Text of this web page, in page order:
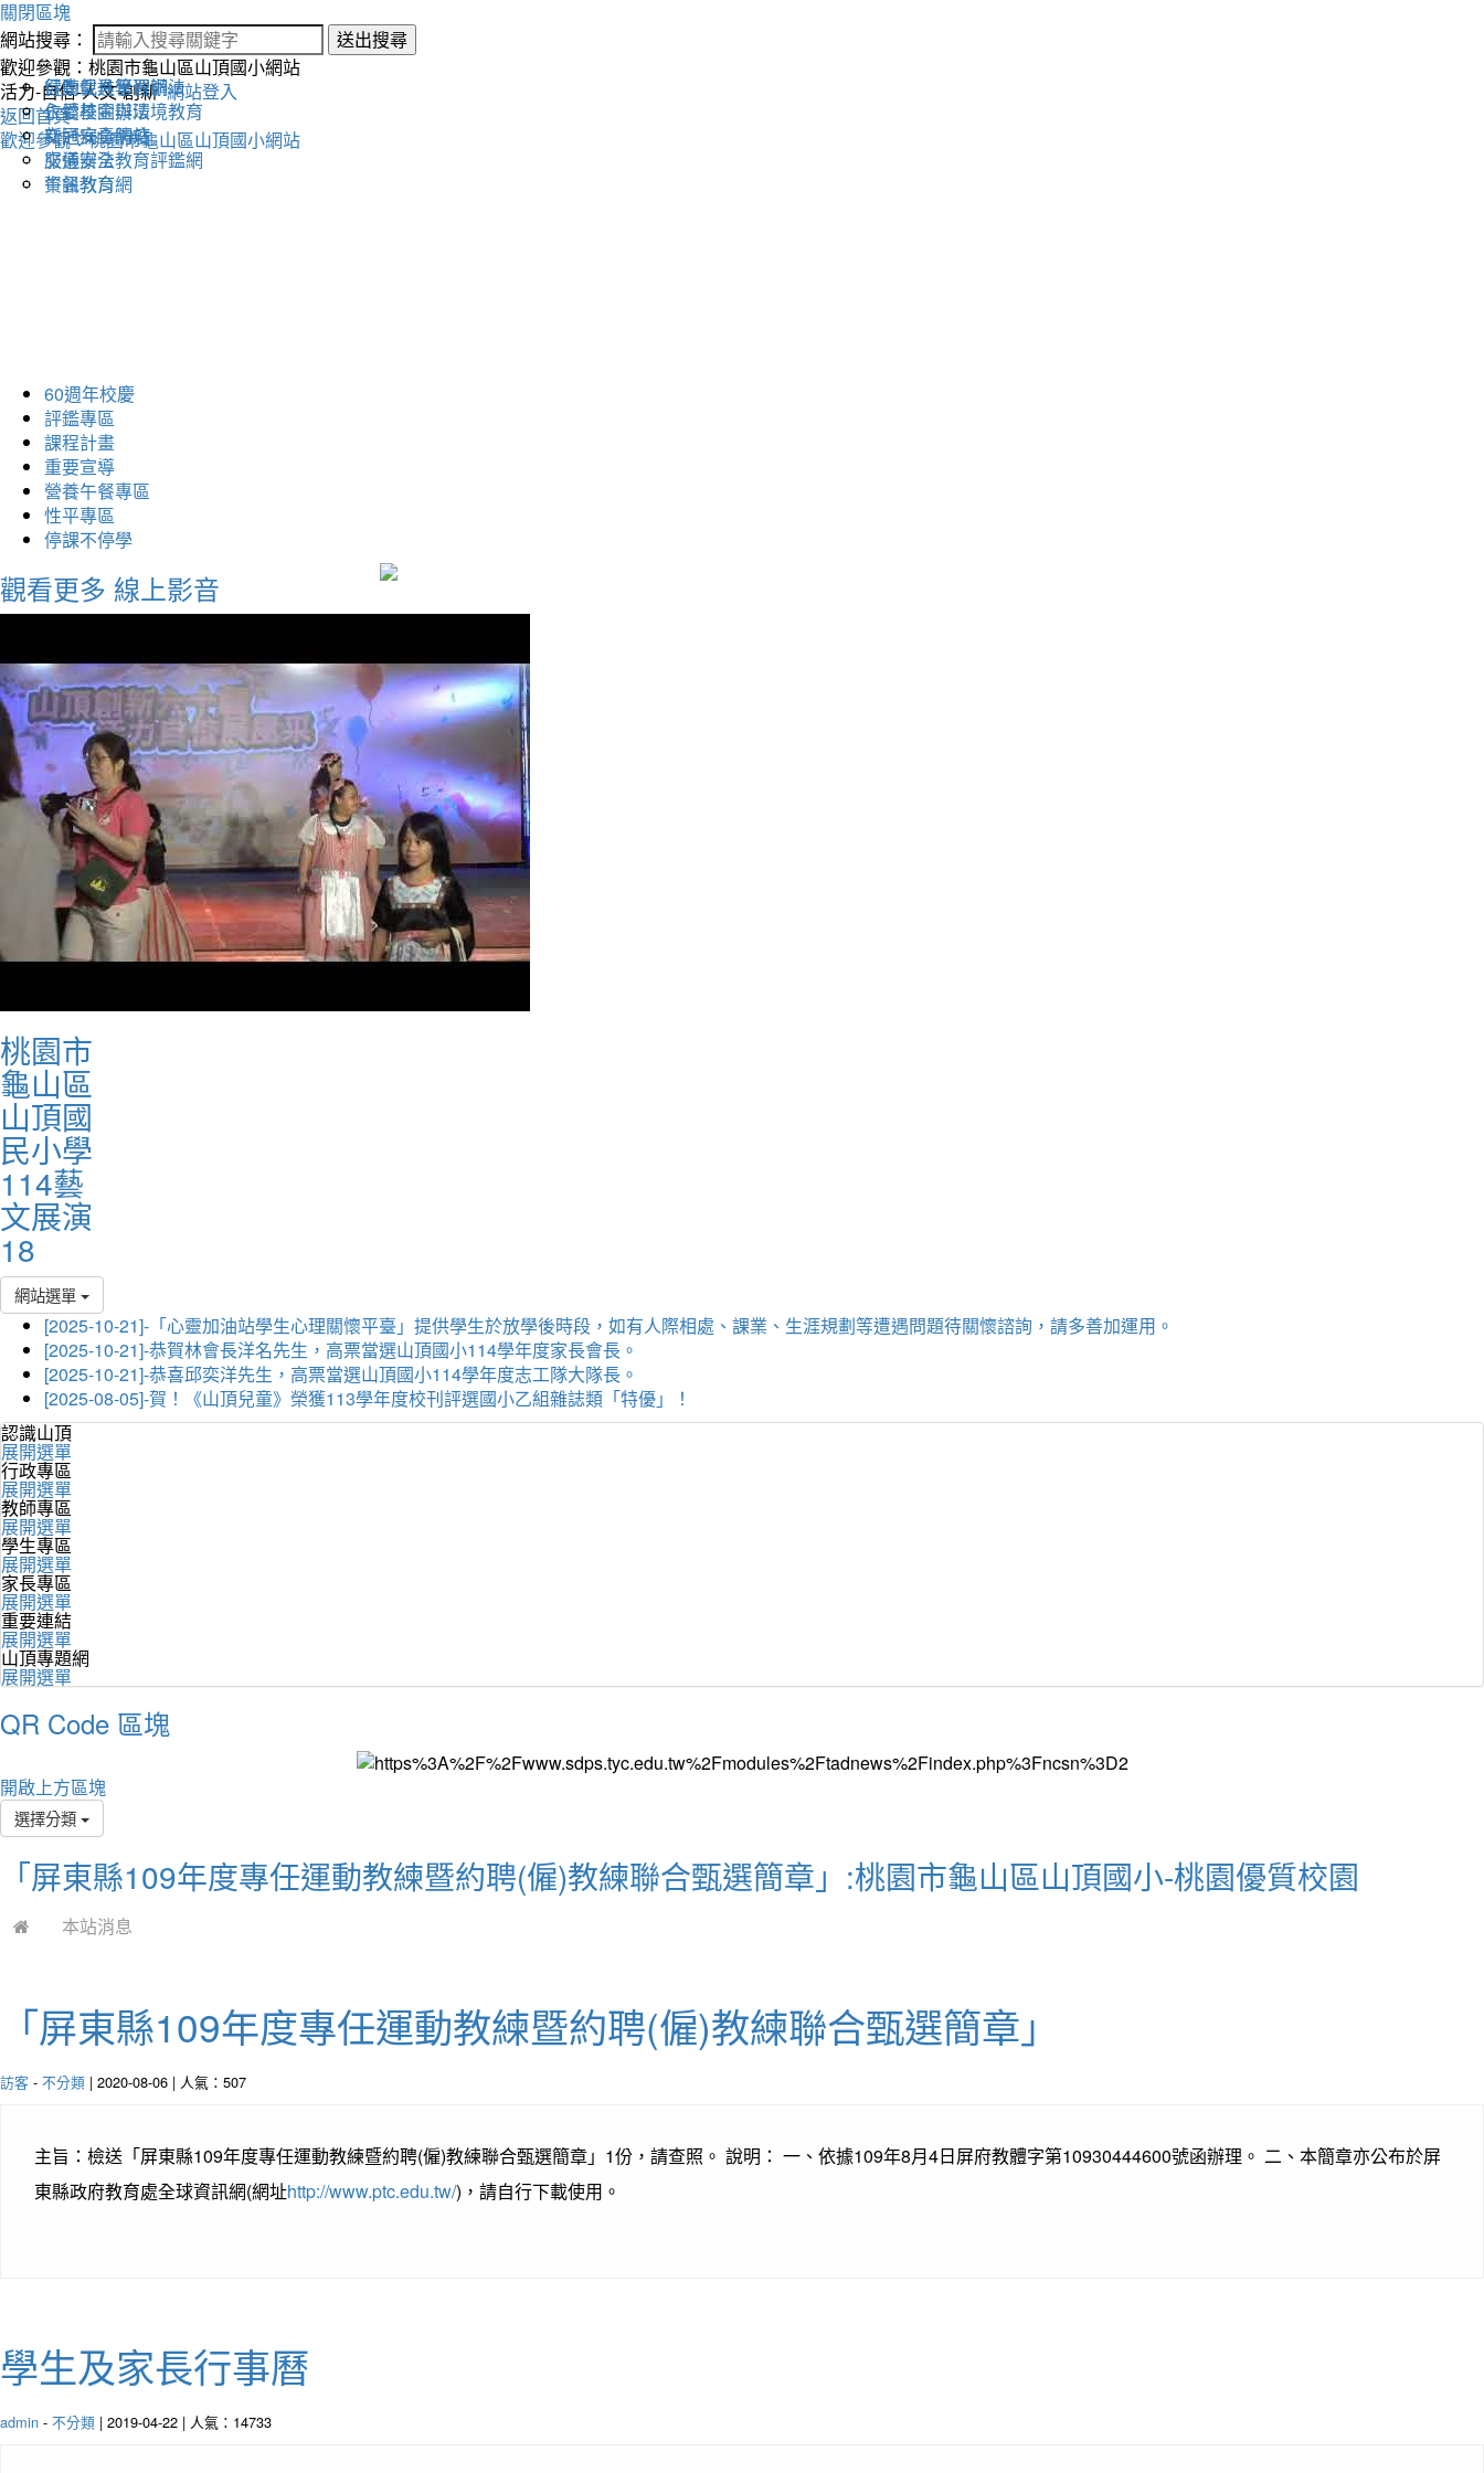
關閉區塊
網站搜尋：
送出搜尋
歡迎參觀：桃園市龜山區山頂國小網站
活力-自信-人文-創新網站登入
返回首頁
歡迎參觀：桃園市龜山區山頂國小網站
60週年校慶
評鑑專區
健康促進學習網
永續校園與環境教育
交通安全網站
交通安全教育評鑑網
午餐教育網
課程計畫
重要宣導
行動載具管理辦法
仁愛基金辦法
新冠病毒防疫
服儀辦法
資訊教育
營養午餐專區
性平專區
停課不停學
觀看更多 線上影音
桃園市
龜山區
山頂國
民小學
114藝
文展演
18
網站選單
[2025-10-21]-「心靈加油站學生心理關懷平臺」提供學生於放學後時段，如有人際相處、課業、生涯規劃等遭遇問題待關懷諮詢，請多善加運用。
[2025-10-21]-恭賀林會長洋名先生，高票當選山頂國小114學年度家長會長。
[2025-10-21]-恭喜邱奕洋先生，高票當選山頂國小114學年度志工隊大隊長。
[2025-08-05]-賀！《山頂兒童》榮獲113學年度校刊評選國小乙組雜誌類「特優」！
認識山頂
展開選單
行政專區
展開選單
教師專區
展開選單
學生專區
展開選單
家長專區
展開選單
重要連結
展開選單
山頂專題網
展開選單
QR Code 區塊
開啟上方區塊
選擇分類
「屏東縣109年度專任運動教練暨約聘(僱)教練聯合甄選簡章」:桃園市龜山區山頂國小-桃園優質校園
本站消息
「屏東縣109年度專任運動教練暨約聘(僱)教練聯合甄選簡章」
訪客 - 不分類 | 2020-08-06 | 人氣：507
主旨：檢送「屏東縣109年度專任運動教練暨約聘(僱)教練聯合甄選簡章」1份，請查照。 說明： 一、依據109年8月4日屏府教體字第10930444600號函辦理。 二、本簡章亦公布於屏
東縣政府教育處全球資訊網(網址http://www.ptc.edu.tw/)，請自行下載使用。
學生及家長行事曆
admin - 不分類 | 2019-04-22 | 人氣：14733